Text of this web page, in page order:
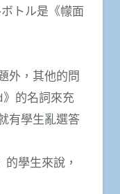
トル是《幪面
外，其他的問
的名詞來充
有學生亂選答
學生來說，